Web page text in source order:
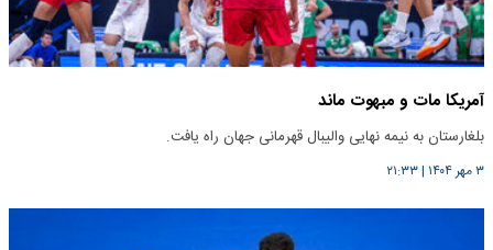
آمریکا مات و مبهوت ماند
بلغارستان به نیمه نهایی والیبال قهرمانی جهان راه یافت.
۳ مهر ۱۴۰۴ |۲۱:۳۳